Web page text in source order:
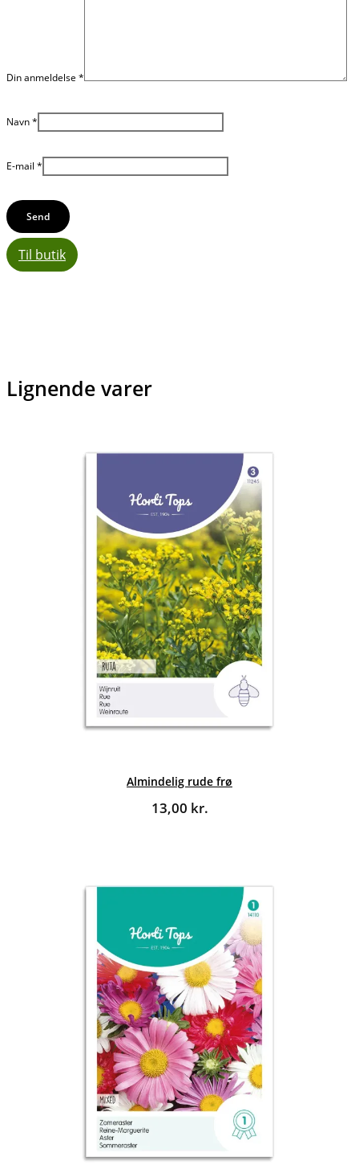
Din anmeldelse *
Navn*
E-mail *
Til butik
Lignende varer
Almindelig rude frø
13,00 kr.